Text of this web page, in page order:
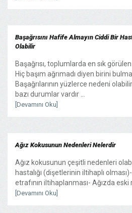
Başağrısını Hafife Almayın Ciddi Bir
Olabilir
Başağrısı, toplumlarda en sık
Hiç başım ağrımadı diyen birini
Başağrılarının yüzlerce nedeni
bazı durumlar vardır ...
[Devamını Oku]
Ağız Kokusunun Nedenleri Nelerdir
Ağız kokusunun çeşitli nedenleri
hastalığı (dişetlerinin iltihaplı
etrafının iltihaplanması- Ağızda eski
[Devamını Oku]